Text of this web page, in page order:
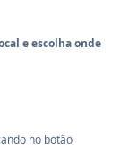
e escolha onde
no botão